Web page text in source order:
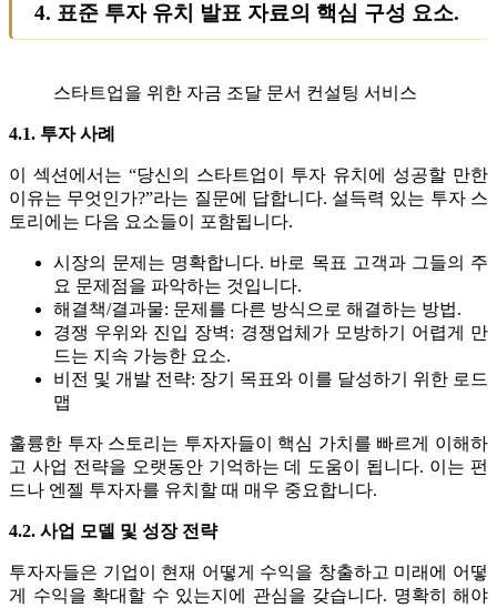
4. 표준 투자 유치 발표 자료의 핵심 구성 요소.
스타트업을 위한 자금 조달 문서 컨설팅 서비스
4.1. 투자 사례
이 섹션에서는 “당신의 스타트업이 투자 유치에 성공할 만한
이유는 무엇인가?”라는 질문에 답합니다. 설득력 있는 투자 스
토리에는 다음 요소들이 포함됩니다.
시장의 문제는 명확합니다. 바로 목표 고객과 그들의 주
요 문제점을 파악하는 것입니다.
해결책/결과물: 문제를 다른 방식으로 해결하는 방법.
경쟁 우위와 진입 장벽: 경쟁업체가 모방하기 어렵게 만
드는 지속 가능한 요소.
비전 및 개발 전략: 장기 목표와 이를 달성하기 위한 로드
맵
훌륭한 투자 스토리는 투자자들이 핵심 가치를 빠르게 이해하
고 사업 전략을 오랫동안 기억하는 데 도움이 됩니다. 이는 펀
드나 엔젤 투자자를 유치할 때 매우 중요합니다.
4.2. 사업 모델 및 성장 전략
투자자들은 기업이 현재 어떻게 수익을 창출하고 미래에 어떻
게 수익을 확대할 수 있는지에 관심을 갖습니다. 명확히 해야